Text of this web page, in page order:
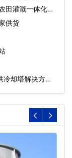
田灌溉一体化泵
供货
冷却塔解决方